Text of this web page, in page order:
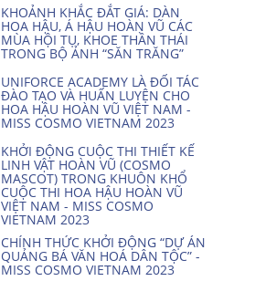
KHOẢNH KHẮC ĐẮT GIÁ: DÀN
HOA HẬU, Á HẬU HOÀN VŨ CÁC
MÙA HỘI TỤ, KHOE THẦN THÁI
TRONG BỘ ẢNH “SĂN TRĂNG”
UNIFORCE ACADEMY LÀ ĐỐI TÁC
ĐÀO TẠO VÀ HUẤN LUYỆN CHO
HOA HẬU HOÀN VŨ VIỆT NAM -
MISS COSMO VIETNAM 2023
KHỞI ĐỘNG CUỘC THI THIẾT KẾ
LINH VẬT HOÀN VŨ (COSMO
MASCOT) TRONG KHUÔN KHỔ
CUỘC THI HOA HẬU HOÀN VŨ
VIỆT NAM - MISS COSMO
VIETNAM 2023
CHÍNH THỨC KHỞI ĐỘNG “DỰ ÁN
QUẢNG BÁ VĂN HOÁ DÂN TỘC” -
MISS COSMO VIETNAM 2023